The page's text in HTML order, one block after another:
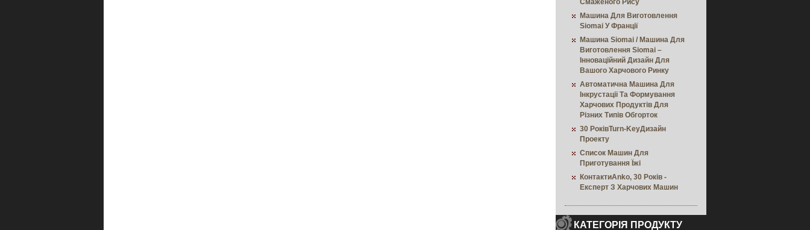
Смаженого Рису
Машина Для Виготовлення
Siomai У Франції
Машина Siomai / Машина Для
Виготовлення Siomai –
Інноваційний Дизайн Для
Вашого Харчового Ринку
Автоматична Машина Для
Інкрустації Та Формування
Харчових Продуктів Для
Різних Типів Обгорток
30 РоківTurn-KeyДизайн
Проекту
Список Машин Для
Приготування Їжі
КонтактиAnko, 30 Років -
Експерт З Харчових Машин
КАТЕГОРІЯ ПРОДУКТУ